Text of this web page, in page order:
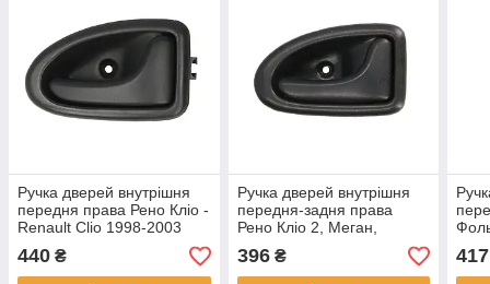
Ручка дверей внутрішня
передня права Рено Кліо -
Renault Clio 1998-2003
440 ₴
Ручка дверей внутрішня
передня-задня права
Рено Кліо 2, Меган,
396₴ 417